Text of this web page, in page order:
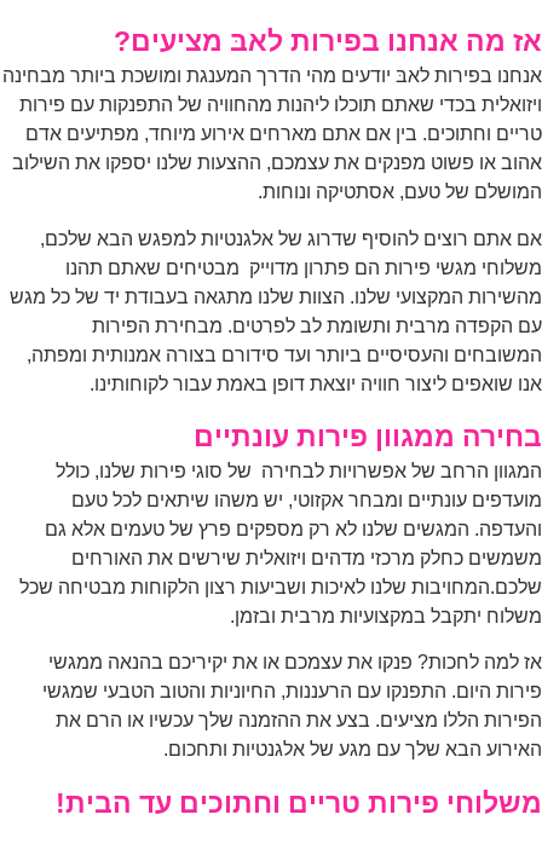
מה אנחנו בפירות לאבּ מציעים?
בפירות לאבּ יודעים מהי הדרך המענגת ומושכת ביותר מבחינה
בכדי שאתם תוכלו ליהנות מהחוויה של התפנקות עם פירות
וחתוכים. בין אם אתם מארחים אירוע מיוחד, מפתיעים אדם
או פשוט מפנקים את עצמכם, ההצעות שלנו יספקו את השילוב
של טעם, אסתטיקה ונוחות.
אתם רוצים להוסיף שדרוג של אלגנטיות למפגש הבא שלכם,
מגשי פירות הם פתרון מדוייק מבטיחים שאתם תהנו
המקצועי שלנו. הצוות שלנו מתגאה בעבודת יד של כל מגש
הקפדה מרבית ותשומת לב לפרטים. מבחירת הפירות
והעסיסיים ביותר ועד סידורם בצורה אמנותית ומפתה,
שואפים ליצור חוויה יוצאת דופן באמת עבור לקוחותינו.
ממגוון פירות עונתיים
הרחב של אפשרויות לבחירה של סוגי פירות שלנו, כולל
עונתיים ומבחר אקזוטי, יש משהו שיתאים לכל טעם
המגשים שלנו לא רק מספקים פרץ של טעמים אלא גם
כחלק מרכזי מדהים ויזואלית שירשים את האורחים
שלנו לאיכות ושביעות רצון הלקוחות מבטיחה שכל
יתקבל במקצועיות מרבית ובזמן.
למה לחכות? פנקו את עצמכם או את יקיריכם בהנאה ממגשי
היום. התפנקו עם הרעננות, החיוניות והטוב הטבעי שמגשי
הללו מציעים. בצע את ההזמנה שלך עכשיו או הרם את
הבא שלך עם מגע של אלגנטיות ותחכום.
פירות טריים וחתוכים עד הבית!